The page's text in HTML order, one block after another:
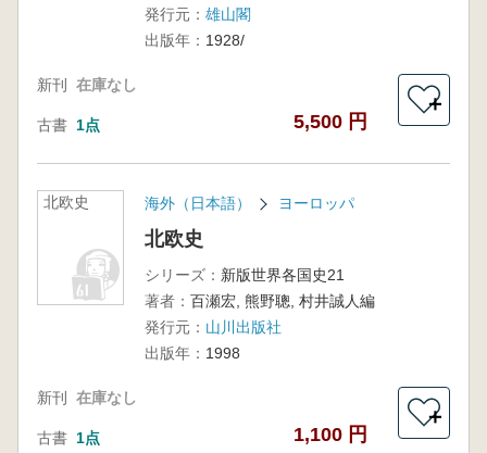
発行元： 雄山閣
出版年： 1928/
新刊 在庫なし
古書 1点 5,500 円
＋
北欧史 海外（日本語） ヨーロッパ
北欧史
シリーズ： 新版世界各国史21
著者： 百瀬宏, 熊野聰, 村井誠人編
発行元： 山川出版社
出版年： 1998
新刊 在庫なし
古書 1点 1,100 円
＋